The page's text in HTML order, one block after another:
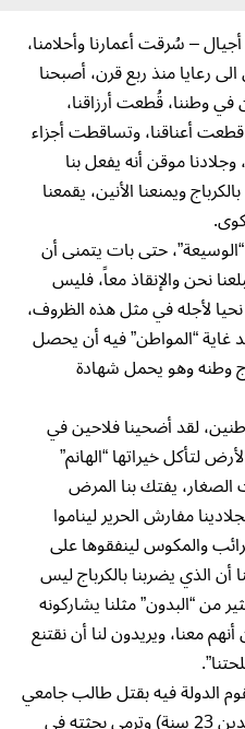
– سُرقت أعمارنا وأحلامنا،
رعايا منذ ربع قرن، أصبحنا
وطننا، قُطعت أرزاقنا،
أعناقنا، وتساقطت أجزاء
موقن أنه يفعل بنا
ويمنعنا الأنين، يقمعنا
حتى بات يتمنى أن
نحن والإنقاذ معاً، فليس
لأجله في مثل هذه الظروف،
غاية “المواطن” فيه أن يحصل
وطنه وهو يحمل شهادة
لقد أضحينا فلاحين في
لتأكل خيراتها “الهانم”
الصغار، يفتك بنا المرض
مفارش الحرير ليناموا
والمكوس لينفقوها على
أن الذي يضربنا بالكرباج ليس
من “البدون” مثلنا يشاركونه
معنا، ويريدون لنا أن نقتنع
الدولة فيه بقتل طالب جامعي